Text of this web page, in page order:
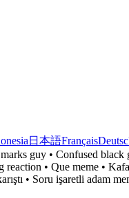
日本語Français
guy • Confused
• Que meme •
• Soru işaretli